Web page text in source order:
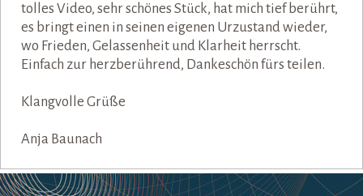
tolles Video, sehr schönes Stück, hat mich tief berührt,
es bringt einen in seinen eigenen Urzustand wieder,
wo Frieden, Gelassenheit und Klarheit herrscht.
Einfach zur herzberührend, Dankeschön fürs teilen.
Klangvolle Grüße
Anja Baunach